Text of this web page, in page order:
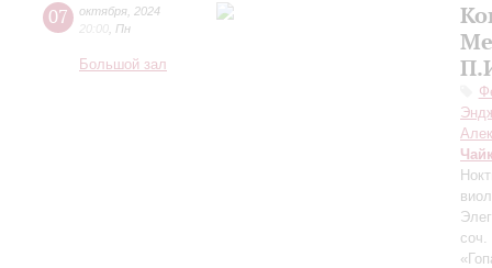
07 октября 2024
20:00 Пн
Большой зал